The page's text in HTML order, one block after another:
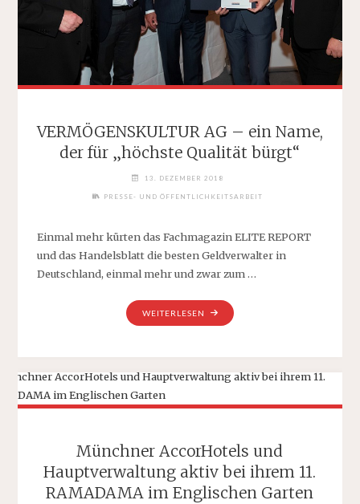
VERMÖGENSKULTUR AG – ein Name,
der für „höchste Qualität bürgt“
13. DEZEMBER 2018
PRESSE- UND ÖFFENTLICHKEITSARBEIT
Einmal mehr kürten das Fachmagazin ELITE REPORT
und das Handelsblatt die besten Geldverwalter in
Deutschland, einmal mehr und zwar zum …
WEITERLESEN
"VERMÖGENSKULTUR
AG
EIN
NAME,
FÜR
BÜRGT“"
Münchner AccorHotels und
Hauptverwaltung aktiv bei ihrem 11.
RAMADAMA im Englischen Garten